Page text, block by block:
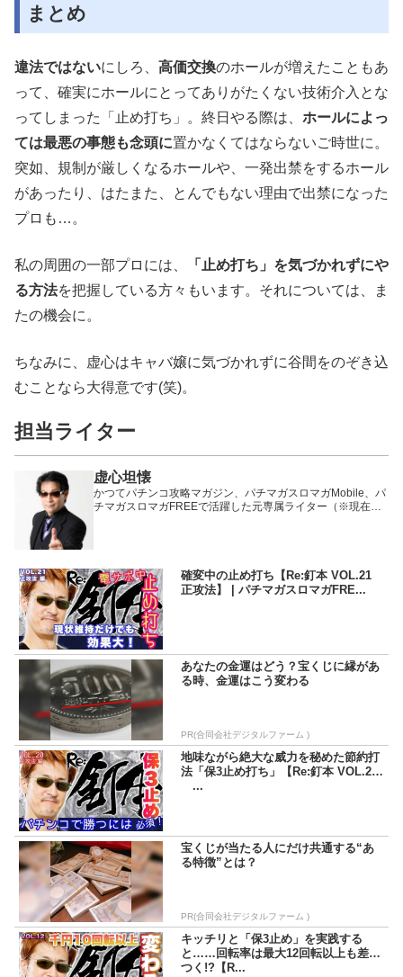
まとめ
違法ではないにしろ、 高価交換のホールが増えたこともあ
って、確実にホールにとってありがたくない技術介入とな
ってしまった「止め打ち」。終日やる際は、 ホールによっ
ては最悪の事態も念頭に置かなくてはならないご時世に。
突如、規制が厳しくなるホールや、一発出禁をするホール
があったり、はたまた、とんでもない理由で出禁になった
プロも…。
私の周囲の一部プロには、
「止め打ち」を気づかれずにや
る方法を把握している方々もいます。それについては、ま
たの機会に。
ちなみに、虚心はキャバ嬢に気づかれずに谷間をのぞき込
むことなら大得意です(笑)。
担当ライター
虚心坦懐
かつてパチンコ攻略マガジン、パチマガスロマガMobile、パ
チマガスロマガFREEで活躍した元専属ライター（※現在は
確変中の止め打ち【Re:釘本 VOL.21
正攻法】 | パチマガスロマガFRE...
あなたの金運はどう？宝くじに縁があ
る時、金運はこう変わる
PR(合同会社デジタルファーム )
地味ながら絶大な威力を秘めた節約打
法「保3止め打ち」【Re:釘本 VOL.20
...
宝くじが当たる人にだけ共通する“あ
る特徴”とは？
PR(合同会社デジタルファーム )
キッチリと「保3止め」を実践する
と……回転率は最大12回転以上も差が
つく!?【R...